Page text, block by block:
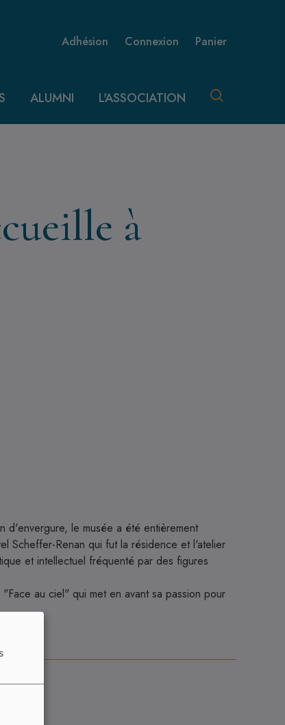
Adhésion Connexion Panier
ALUMNI L'ASSOCIATION
à
d'envergure, le musée a été entièrement
Scheffer-Renan qui fut la résidence et l'atelier
et intellectuel fréquenté par des figures
au ciel" qui met en avant sa passion pour